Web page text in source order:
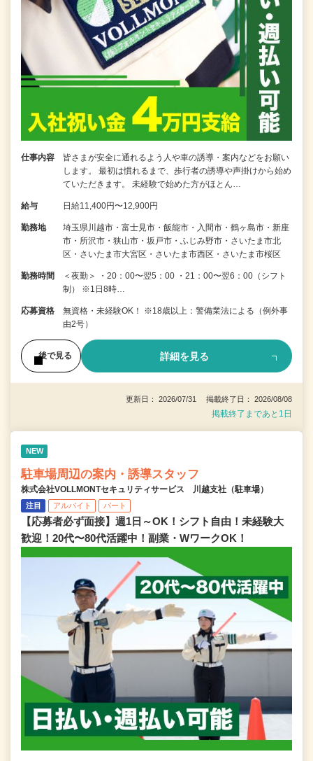
仕事内容
皆さまが安全に通れるよう人や車の誘導・案内などをお願い
します。 最初は慣れるまで、歩行者の誘導や声掛けから始め
ていただきます。 未経験で始めた方がほとん…
給与 日給11,400円〜12,900円
勤務地
埼玉県川越市・富士見市・飯能市・入間市・鶴ヶ島市・新座
市・所沢市・狭山市・坂戸市・ふじみ野市・さいたま市北
区・さいたま市大宮区・さいたま市西区・さいたま市桜区
勤務時間
＜夜勤＞ ・20：00〜翌5：00 ・21：00〜翌6：00（シフト
制） ※1日8時…
応募資格
無資格・未経験OK！ ※18歳以上：警備業法による（例外事
由2号）
後で見る 詳細を見る
更新日： 2026/07/31 掲載終了日： 2026/08/08
掲載終了まであと1日
NEW
駐車場周辺の案内・誘導スタッフ
株式会社VOLLMONTセキュリティサービス 川越支社（駐車場）
注目 アルバイト パート
【応募者必ず面接】週1日～OK！シフト自由！未経験大
歓迎！20代〜80代活躍中！副業・WワークOK！